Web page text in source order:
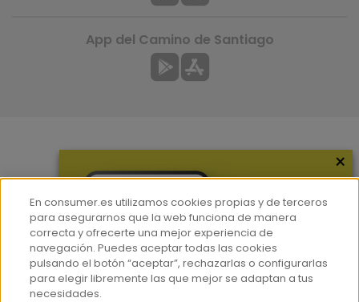
Hemeroteca
Contacto
Prensa
Corpus Lingüístico Consumer
App del Camino de Santiago
×
En consumer.es utilizamos cookies propias y de terceros
para asegurarnos que la web funciona de manera
correcta y ofrecerte una mejor experiencia de
navegación. Puedes aceptar todas las cookies
pulsando el botón “aceptar”, rechazarlas o configurarlas
para elegir libremente las que mejor se adaptan a tus
necesidades.